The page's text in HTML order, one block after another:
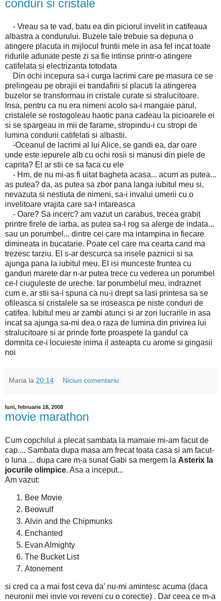
conduri si cristale
- Vreau sa te vad, batu ea din piciorul invelit in catifeaua
albastra a condurului. Buzele tale trebuie sa depuna o
atingere placuta in mijlocul fruntii mele in asa fel incat toate
ridurile adunate peste zi sa fie intinse printr-o atingere
catifelata si electrizanta totodata
Din ochi incepura sa-i curga lacrimi care pe masura ce se
prelingeau pe obrajii ei trandafirii si placuti la atingerea
buzelor se transformau in cristale curate si stralucitoare.
Insa, pentru ca nu era nimeni acolo sa-i mangaie parul,
cristalele se rostogoleau haotic pana cadeau la picioarele ei
si se spargeau in mii de farame, stropindu-i cu stropi de
lumina condurii catifelati si albastii.
-Oceanul de lacrimi al lui Alice, se gandi ea, dar oare
unde este iepurele alb cu ochi rosii si manusi din piele de
caprita? El ar stii ce sa faca cu ele
- Hm, de nu mi-as fi uitat bagheta acasa... acum as putea...
as putea? da, as putea sa zbor pana langa iubitul meu si,
nevazuta si nestiuta de nimeni, sa-i invalui umerii cu o
invelitoare vrajita care sa-l intareasca
- Oare? Sa incerc? am vazut un carabus, trecea grabit
printre firele de iarba, as putea sa-l rog sa alerge de indata...
sau un porumbel... dintre cei care ma intampina in fiecare
dimineata in bucatarie. Poate cel care ma cearta cand ma
trezesc tarziu. El s-ar descurca sa insele paznicii si sa
ajunga pana la iubitul meu. El isi munceste fruntea cu
ganduri marete dar n-ar putea trece cu vederea un porumbel
ce-l ciuguleste de ureche. Iar porumbelul meu, indraznet
cum e, ar stii sa-i spuna ca nu-i drept sa lasi printesa sa se
ofileasca si cristalele sa se iroseasca pe niste conduri de
catifea. Iubitul meu ar zambi atunci si ar zori lucrarile in asa
incat sa ajunga sa-mi dea o raza de lumina din privirea lui
stralucitoare si ar prinde forte proaspete la gandul ca
domnita ce-i locuieste inima il asteapta cu arome si gingasii
noi
Maria la 20:14 Niciun comentariu:
luni, februarie 18, 2008
movie marathon
Cum copchilul a plecat sambata la mamaie mi-am facut de
cap.... Sambata dupa masa am frecat toata casa si am facut-
o luna ... dupa care m-a sunat Gabi sa mergem la Asterix la
jocurile olimpice. Asa a inceput...
Am vazut:
Bee Movie
Beowulf
Alvin and the Chipmunks
Enchanted
Evan Almighty
The Bucket List
Atonement
si cred ca a mai fost ceva da' nu-mi amintesc acuma (daca
neuronii mei invie voi reveni cu o corectie) . Dar ceea ce m-a